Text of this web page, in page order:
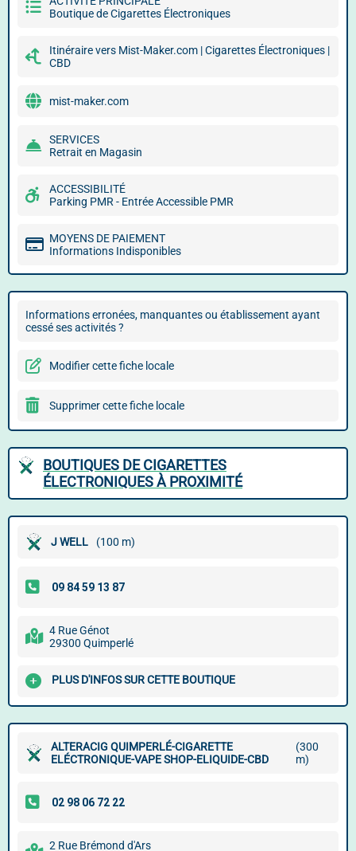
Boutique de Cigarettes Électroniques
Itinéraire vers Mist-Maker.com | Cigarettes Électroniques |
CBD
mist-maker.com
SERVICES
Retrait en Magasin
ACCESSIBILITÉ
Parking PMR - Entrée Accessible PMR
MOYENS DE PAIEMENT
Informations Indisponibles
Informations erronées, manquantes ou établissement ayant
cessé ses activités ?
Modifier cette fiche locale
Supprimer cette fiche locale
BOUTIQUES DE CIGARETTES
ÉLECTRONIQUES À PROXIMITÉ
J WELL (100 m)
4 Rue Génot
29300 Quimperlé
PLUS D'INFOS SUR CETTE BOUTIQUE
ALTERACIG QUIMPERLÉ-CIGARETTE
ELÉCTRONIQUE-VAPE SHOP-ELIQUIDE-CBD
(300
m)
2 Rue Brémond d'Ars